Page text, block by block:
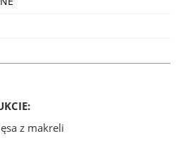
z makreli